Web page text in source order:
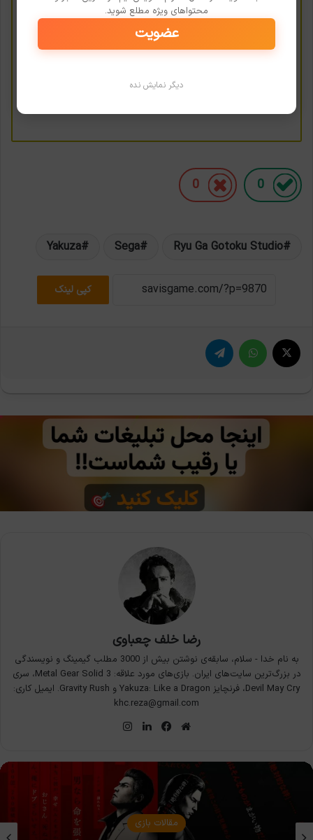
Remastered Collection
نقد و بررسی بازی Yakuza: Like a Dragon
0
0
Ryu Ga Gotoku Studio
Sega
Yakuza
کپی لینک
رضا خلف چعباوی
به نام خدا - سلام، سابقه‌ی نوشتن بیش از 3000 مطلب گیمینگ و نویسندگی
در بزرگ‌ترین سایت‌های ایران. بازی‌های مورد علاقه: Metal Gear Solid 3، سری
Devil May Cry، فرنچایز Yakuza: Like a Dragon و Gravity Rush. ایمیل کاری:
khc.reza@gmail.com
وبسایت
فیس
لینکدین
مقالات بازی
محتواهای ویژه مطلع شوید.
عضویت
دیگر نمایش نده